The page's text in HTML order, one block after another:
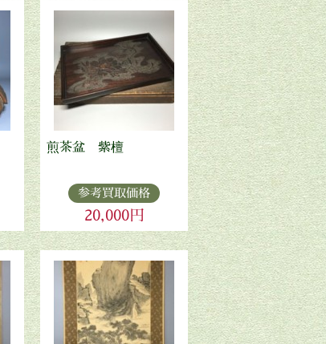
煎茶盆 紫檀
参考買取価格
20,000円